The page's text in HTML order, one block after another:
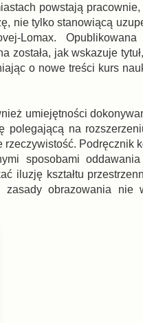
powstają
nie tylko stanowiącą
Lomax. Opublikowana
została, jak wskazuje
o nowe treści kurs
umiejętności
polegającą na
Podręcznik
sposobami oddawania
iluzję kształtu
zasady obrazowania nie